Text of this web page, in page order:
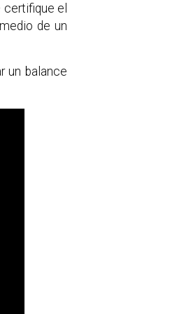
el
de un
un balance